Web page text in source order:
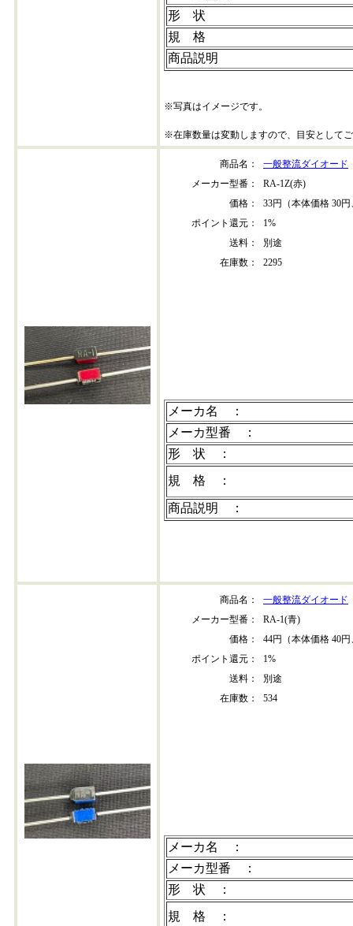
形 状
規 格
商品説明
※写真はイメージです。
※在庫数量は変動しますので、目安として
商品名：
一般整流ダイオード
メーカー型番：
RA-1Z(赤)
価格：
33円（本体価格 30
ポイント還元：
1%
送料：
別途
在庫数：
2295
メーカ名 ：
メーカ型番 ：
形 状 ：
規 格 ：
商品説明 ：
商品名：
一般整流ダイオード
メーカー型番：
RA-1(青)
価格：
44円（本体価格 40
ポイント還元：
1%
送料：
別途
在庫数：
534
メーカ名 ：
メーカ型番 ：
形 状 ：
規 格 ：